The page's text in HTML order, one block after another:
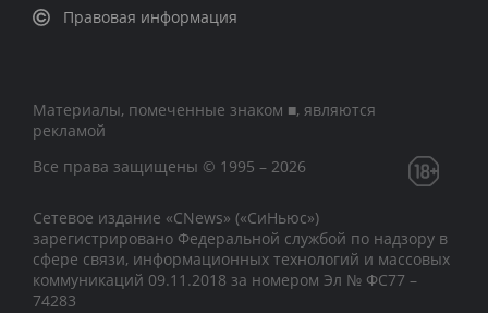
Правовая информация
Материалы, помеченные знаком ■, являются
рекламой
Все права защищены © 1995 – 2026
Сетевое издание «CNews» («СиНьюс»)
зарегистрировано Федеральной службой по надзору в
сфере связи, информационных технологий и массовых
коммуникаций 09.11.2018 за номером Эл № ФС77 –
74283